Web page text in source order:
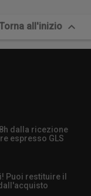
all'inizio 
dalla ricezione
espresso GLS
Puoi restituire il